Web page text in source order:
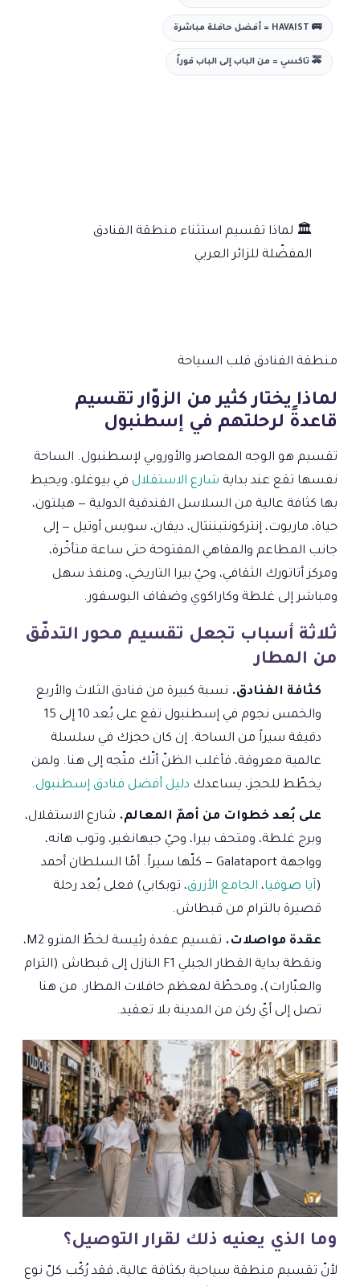
🚌 HAVAIST = أفضل حافلة مباشرة
🚕 تاكسي = من الباب إلى الباب فوراً
🏛 لماذا تقسيم استثناء منطقة الفنادق
المفضّلة للزائر العربي
منطقة الفنادق قلب السياحة
لماذا يختار كثير من الزوّار تقسيم
قاعدةً لرحلتهم في إسطنبول
تقسيم هو الوجه المعاصر والأوروبي لإسطنبول. الساحة
نفسها تقع عند بداية شارع الاستقلال في بيوغلو، ويحيط
بها كثافة عالية من السلاسل الفندقية الدولية — هيلتون،
حياة، ماريوت، إنتركونتيننتال، ديفان، سويس أوتيل — إلى
جانب المطاعم والمقاهي المفتوحة حتى ساعة متأخّرة،
ومركز أتاتورك الثقافي، وحيّ بيرا التاريخي، ومنفذ سهل
ومباشر إلى غلطة وكاراكوي وضفاف البوسفور.
ثلاثة أسباب تجعل تقسيم محور التدفّق
من المطار
كثافة الفنادق. نسبة كبيرة من فنادق الثلاث والأربع
والخمس نجوم في إسطنبول تقع على بُعد 10 إلى 15
دقيقة سيراً من الساحة. إن كان حجزك في سلسلة
عالمية معروفة، فأغلب الظنّ أنّك متّجه إلى هنا. ولمن
يخطّط للحجز، يساعدك دليل أفضل فنادق إسطنبول.
على بُعد خطوات من أهمّ المعالم. شارع الاستقلال،
وبرج غلطة، ومتحف بيرا، وحيّ جيهانغير، وتوب هانه،
وواجهة Galataport — كلّها سيراً. أمّا السلطان أحمد
(آيا صوفيا، الجامع الأزرق، توبكابي) فعلى بُعد رحلة
قصيرة بالترام من قبطاش.
عقدة مواصلات.
تقسيم عقدة رئيسة لخطّ المترو M2،
ونقطة بداية القطار الجبلي F1 النازل إلى قبطاش (الترام
والعبّارات)، ومحطّة لمعظم حافلات المطار. من هنا
تصل إلى أيّ ركن من المدينة بلا تعقيد.
وما الذي يعنيه ذلك لقرار التوصيل؟
لأنّ تقسيم منطقة سياحية بكثافة عالية، فقد رُكّب كلّ نوع